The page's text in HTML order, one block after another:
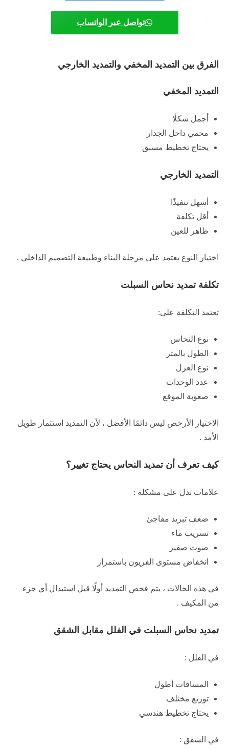
تواصل عبر الواتساب
الفرق بين التمديد المخفي والتمديد الخارجي
التمديد المخفي
أجمل شكلًا
محمي داخل الجدار
يحتاج تخطيط مسبق
التمديد الخارجي
أسهل تنفيذًا
أقل تكلفة
ظاهر للعين
اختيار النوع يعتمد على مرحلة البناء وطبيعة التصميم الداخلي .
تكلفة تمديد نحاس السبلت
تعتمد التكلفة على:
نوع النحاس
الطول بالمتر
نوع العزل
عدد الوحدات
صعوبة الموقع
الاختيار الأرخص ليس دائمًا الأفضل ، لأن التمديد استثمار طويل
الأمد .
كيف تعرف أن تمديد النحاس يحتاج تغيير؟
علامات تدل على مشكلة :
ضعف تبريد مفاجئ
تسريب ماء
صوت صفير
انخفاض مستوى الفريون باستمرار
في هذه الحالات ، يتم فحص التمديد أولًا قبل استبدال أي جزء
من المكيف .
تمديد نحاس السبلت في الفلل مقابل الشقق
في الفلل :
المسافات أطول
توزيع مختلف
يحتاج تخطيط هندسي
في الشقق :